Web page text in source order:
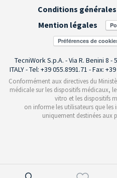
Conditions générales
Mention légales
Préférences de
TecniWork S.p.A. - Via R. Benini 8
ITALY - Tel: +39 055.8991.71 - Fax:
Conformément aux directives du
médicale sur les dispositifs médicaux,
vitro et les dispositifs
on informe les utilisateurs que
uniquement destinées aux